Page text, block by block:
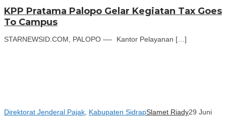
KPP Pratama Palopo Gelar Kegiatan Tax Goes
To Campus
STARNEWSID.COM, PALOPO —- Kantor Pelayanan […]
Direktorat Jenderal Pajak, Kabupaten SidrapSlamet Riady29 Juni